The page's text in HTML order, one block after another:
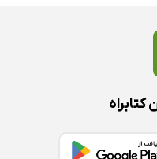
کتابراه